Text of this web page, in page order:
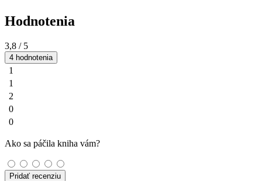
Hodnotenia
3,8 / 5
4 hodnotenia
1
1
2
0
0
Ako sa páčila kniha vám?
Pridať recenziu